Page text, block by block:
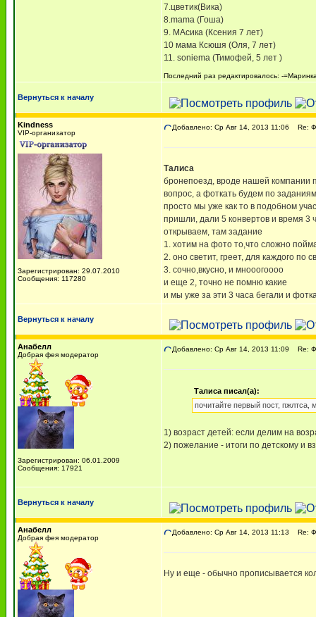
7.цветик(Вика)
8.mama (Гоша)
9. МАсика (Ксения 7 лет)
10 мама Ксюшя (Оля, 7 лет)
11. soniema (Тимофей, 5 лет )
Последний раз редактировалось: -
Вернуться к началу
Kindness
VIP-организатор
Зарегистрирован: 29.07.2010
Сообщения: 117280
Добавлено: Ср Авг 14, 2013 11:06 Re:
Талиса
бронепоезд, вроде нашей компании
вопрос, а фоткать будем по
просто мы уже как то в подобном
пришли, дали 5 конвертов и время 3
открываем, там задание
1. хотим на фото то,что сложно
2. оно светит, греет, для каждого по
3. сочно,вкусно, и мнооогоооо
и еще 2, точно не помню какие
и мы уже за эти 3 часа бегали и
Вернуться к началу
Анабелл
Добрая фея модератор
Зарегистрирован: 06.01.2009
Сообщения: 17921
Добавлено: Ср Авг 14, 2013 11:09 Re:
Талиса писал(а):
почитайте первый пост, пжлтса,
1) возраст детей: если делим на
2) пожелание - итоги по детскому и
Вернуться к началу
Анабелл
Добрая фея модератор
Добавлено: Ср Авг 14, 2013 11:13 Re:
Ну и еще - обычно прописывается